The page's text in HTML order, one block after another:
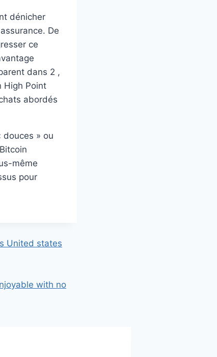
dénicher
De
ce
dans 2 ,
High Point
abordés
» ou
même
pour
United states
with no